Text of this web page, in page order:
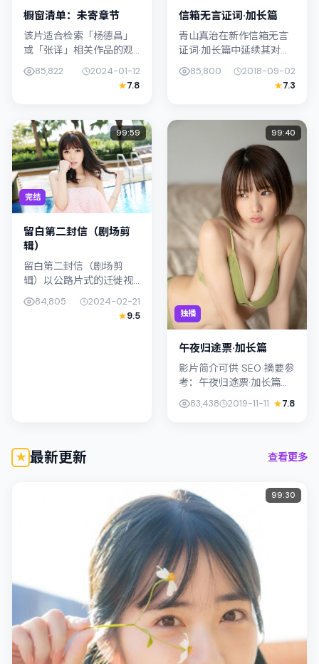
橱窗清单：未寄章节
该片适合检索「杨德昌」
或「张译」相关作品的观
众：橱窗清单：未寄章节
在2024年发行，类型上归
入动作，叙事焦点落在家
角层次丰...
85,822
2024-01-12
7.8
信箱无言证词·加长篇
青山真治在新作信箱无言
证词·加长篇中延续其对都
市情绪的敏锐捕捉；故事
扎根于新加坡的日常空
间，类型定位为惊悚。主
表演撑起情感...
85,800
2018-09-02
7.3
完结
99:59
留白第二封信（剧场剪
辑）
留白第二封信（剧场剪
辑）以公路片式的迁徙视
角串联情节，类型标签为
喜剧。朴赞郁强调纪实气
质与留白美学，孙艺珍的
84,805
2024-02-21
9.5
独播
99:40
午夜归途票·加长篇
影片简介可供 SEO 摘要参
考：午夜归途票·加长篇
（2019）由洪常秀执导，
主演李康生；影片定位传
83,438 2019-11-11 7.8
最新更新 查看更多
99:30